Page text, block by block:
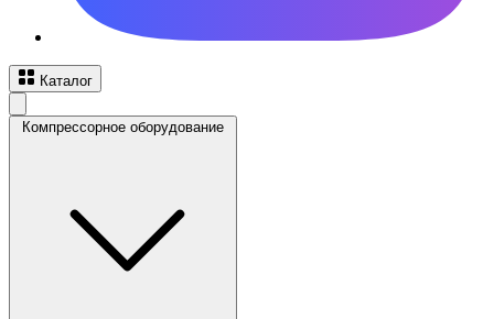
Каталог
Компрессорное оборудование